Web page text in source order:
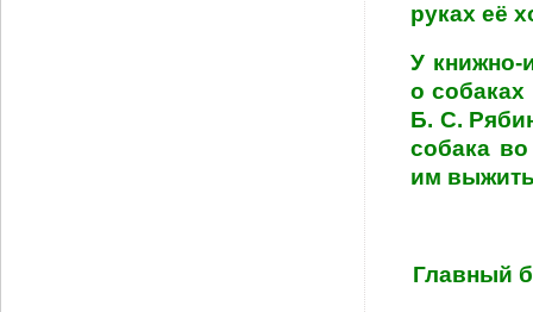
руках её
У книжно-
о
Б. С.
собака
им
Главный